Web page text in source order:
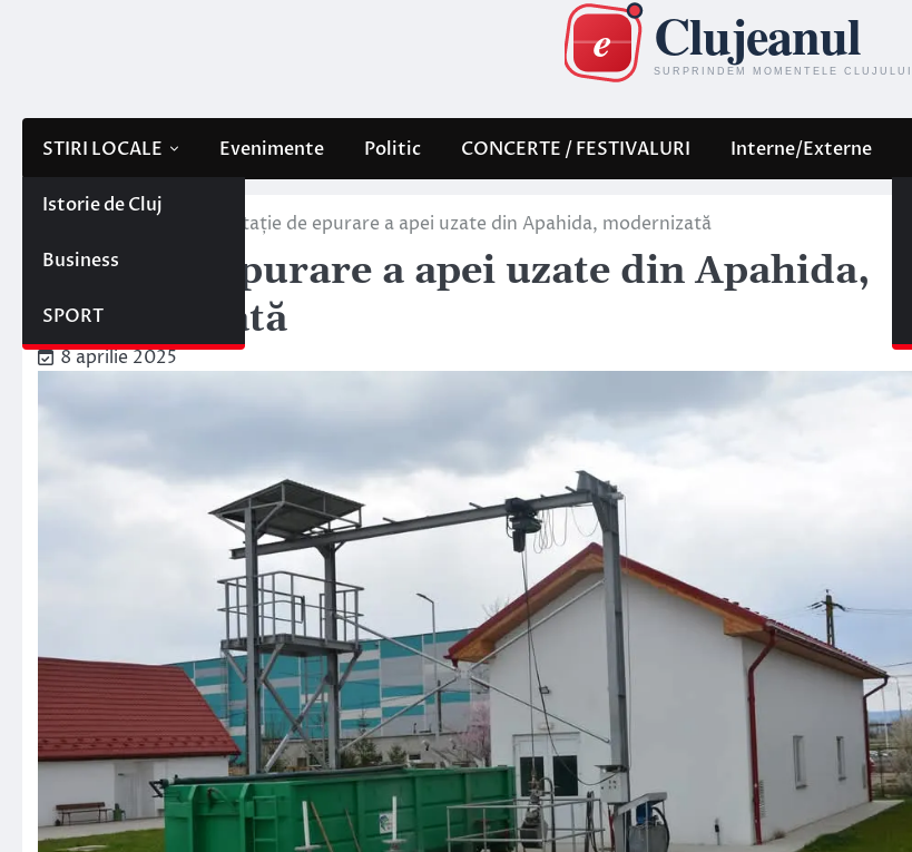
STIRI LOCALE
Istorie de Cluj
Business
SPORT
Evenimente Politic CONCERTE / FESTIVALURI Interne/Externe
Stiri locale Stație de epurare a apei uzate din Apahida, modernizată
Stație de epurare a apei uzate din Apahida,
modernizată
8 aprilie 2025